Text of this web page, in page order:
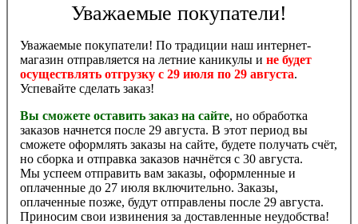
Уважаемые покупатели!
Уважаемые покупатели! По традиции наш интернет-
магазин отправляется на летние каникулы и не будет
осуществлять отгрузку с 29 июля по 29 августа.
Успевайте сделать заказ!
Вы сможете оставить заказ на сайте, но обработка
заказов начнется после 29 августа. В этот период вы
сможете оформлять заказы на сайте, будете получать счёт,
но сборка и отправка заказов начнётся с 30 августа.
Мы успеем отправить вам заказы, оформленные и
оплаченные до 27 июля включительно. Заказы,
оплаченные позже, будут отправлены после 29 августа.
Приносим свои извинения за доставленные неудобства!